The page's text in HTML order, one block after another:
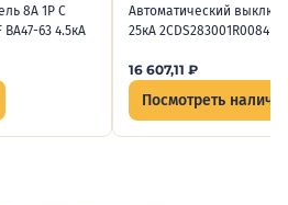
8А 1P C
ВА47-63 4.5кА
Автоматический
25кА 2CDS283001R0084
16 607,11 ₽
Посмотреть